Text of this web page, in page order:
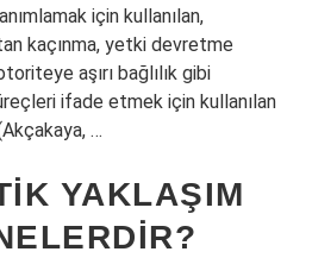
için kullanılan,
kaçınma, yetki devretme
aşırı bağlılık gibi
ifade etmek için kullanılan
…
YAKLAŞIM